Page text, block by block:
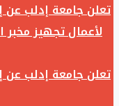
تعلن جامعة إدلب عن
لأعمال تجهيز مخبر
تعلن جامعة إدلب عن